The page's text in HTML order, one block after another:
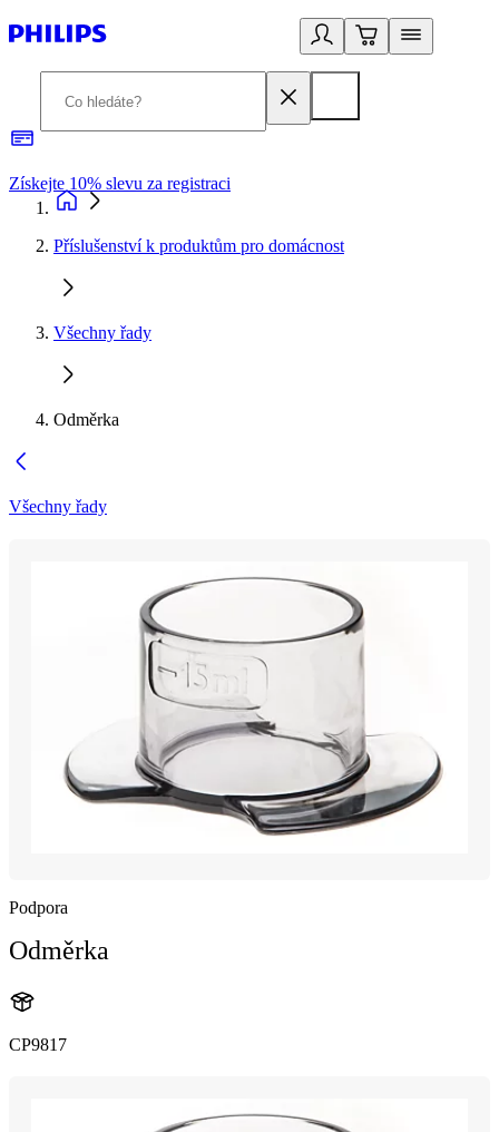
Získejte 10% slevu za registraci
Příslušenství k produktům pro domácnost
Všechny řady
Odměrka
Všechny řady
Podpora
Odměrka
CP9817